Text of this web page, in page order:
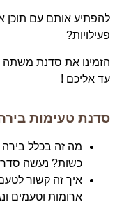
להפתיע אותם עם תוכן
פעילויות?
הזמינו את סדנת משתה
עד אליכם !
סדנת טעימות
מה זה בכלל בירה
כשות? נעשה סדר
איך זה קשור
ארומות וטעמים